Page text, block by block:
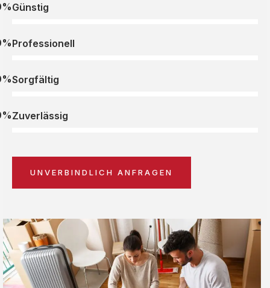
Günstig
Professionell
Sorgfältig
Zuverlässig
UNVERBINDLICH ANFRAGEN